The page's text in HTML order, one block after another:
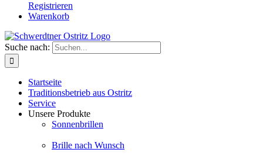
Registrieren
Warenkorb
Suche nach:
Startseite
Traditionsbetrieb aus Ostritz
Service
Unsere Produkte
Sonnenbrillen
Brille nach Wunsch